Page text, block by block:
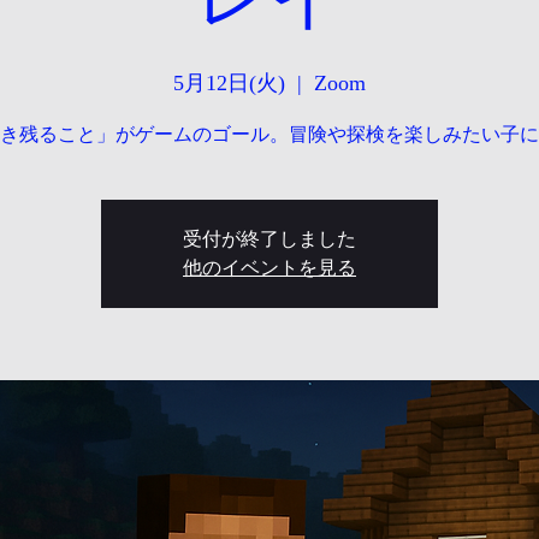
5月12日(火)
  |
Zoom
残ること」がゲームのゴール。冒険や探検を楽しみたい子
受付が終了しました
他のイベントを見る